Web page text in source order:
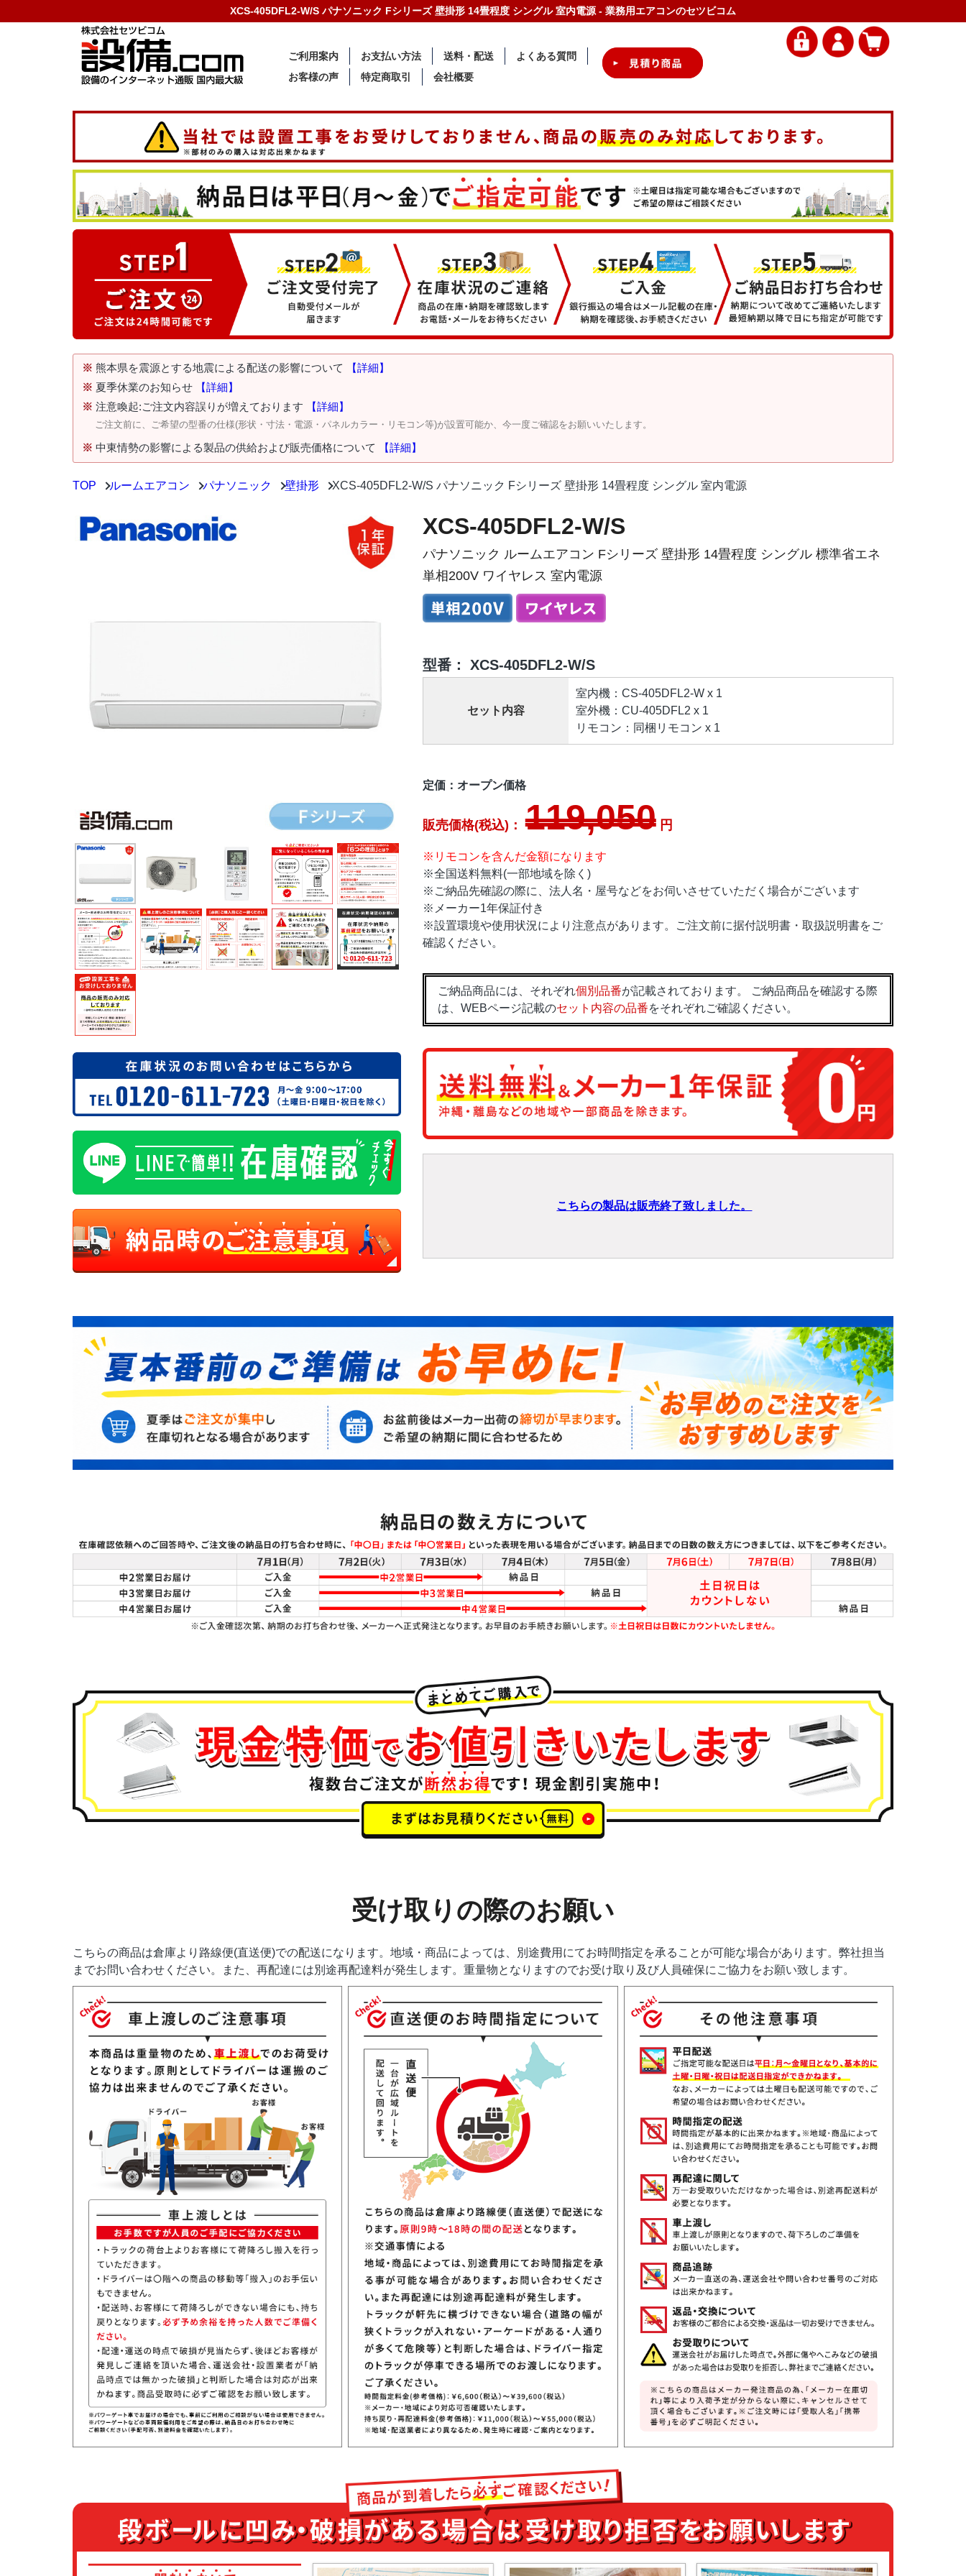
XCS-405DFL2-W/S パナソニック Fシリーズ 壁掛形 14畳程度 シングル 室内電源 - 業務用エアコンのセツビコム
ご利用案内 お支払い方法 送料・配送
よくある質問
お客様の声
特定商取引 会社概要
※ 熊本県を震源とする地震による配送の影響について
【詳細】
※ 夏季休業のお知らせ
【詳細】
※ 注意喚起:ご注文内容誤りが増えております 【詳細】
ご注文前に、ご希望の型番の仕様(形状・寸法・電源・パネルカラー・リモコン等)が設置可能か、今一度ご確認をお願いいたします。
※ 中東情勢の影響による製品の供給および販売価格について 【詳細】
TOP ルームエアコン パナソニック 壁掛形 XCS-405DFL2-W/S パナソニック Fシリーズ 壁掛形 14畳程度 シングル 室内電源
XCS-405DFL2-W/S
パナソニック ルームエアコン Fシリーズ 壁掛形 14畳程度 シングル 標準省エネ
単相200V ワイヤレス 室内電源
型番： XCS-405DFL2-W/S
セット内容
室内機：CS-405DFL2-W x 1
室外機：CU-405DFL2 x 1
リモコン：同梱リモコン x 1
定価：オープン価格
販売価格(税込)：119,050円
※リモコンを含んだ金額になります
※全国送料無料(一部地域を除く)
※ご納品先確認の際に、法人名・屋号などをお伺いさせていただく場合がございます
※メーカー1年保証付き
※設置環境や使用状況により注意点があります。ご注文前に据付説明書・取扱説明書をご
確認ください。
ご納品商品には、それぞれ個別品番が記載されております。 ご納品商品を確認する際
は、WEBページ記載のセット内容の品番をそれぞれご確認ください。
こちらの製品は販売終了致しました。
受け取りの際のお願い
こちらの商品は倉庫より路線便(直送便)での配送になります。地域・商品によっては、別途費用にてお時間指定を承ることが可能な場合があります。弊社担当
までお問い合わせください。また、再配達には別途再配達料が発生します。重量物となりますのでお受け取り及び人員確保にご協力をお願い致します。